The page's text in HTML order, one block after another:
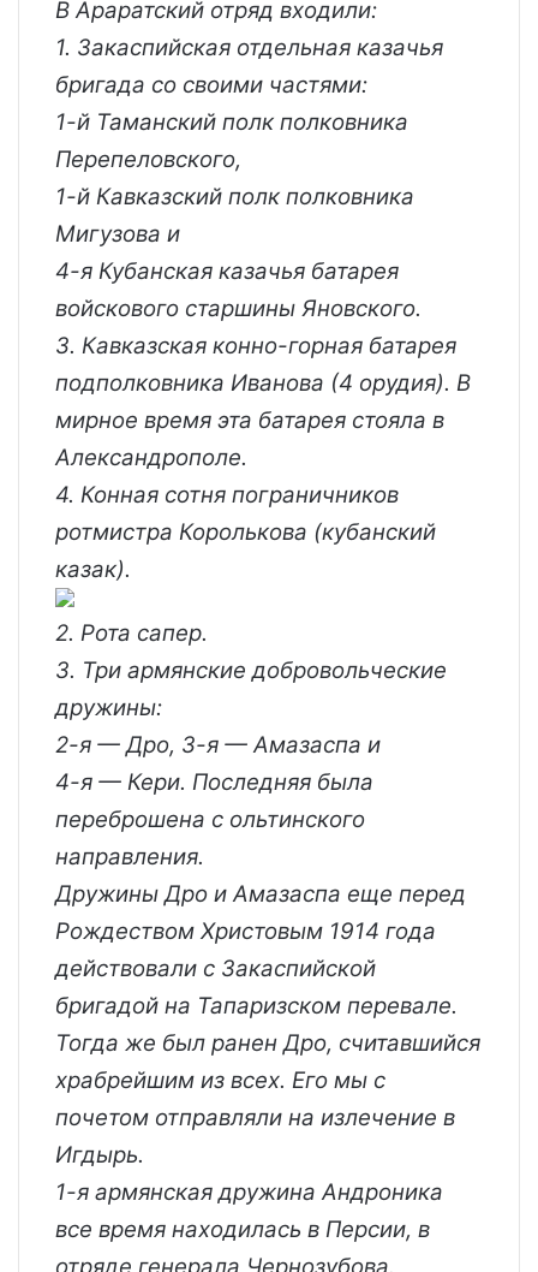
В Араратский отряд входили:
1. Закаспийская отдельная казачья
бригада со своими частями:
1-й Таманский полк полковника
Перепеловского,
1-й Кавказский полк полковника
Мигузова и
4-я Кубанская казачья батарея
войскового старшины Яновского.
3. Кавказская конно-горная батарея
подполковника Иванова (4 орудия). В
мирное время эта батарея стояла в
Александрополе.
4. Конная сотня пограничников
ротмистра Королькова (кубанский
казак).
2. Рота сапер.
3. Три армянские добровольческие
дружины:
2-я — Дро, 3-я — Амазаспа и
4-я — Кери. Последняя была
переброшена с ольтинского
направления.
Дружины Дро и Амазаспа еще перед
Рождеством Христовым 1914 года
действовали с Закаспийской
бригадой на Тапаризском перевале.
Тогда же был ранен Дро, считавшийся
храбрейшим из всех. Его мы с
почетом отправляли на излечение в
Игдырь.
1-я армянская дружина Андроника
все время находилась в Персии, в